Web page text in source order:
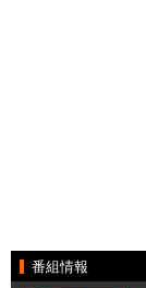
番組情報